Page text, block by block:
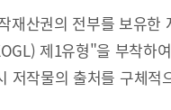
산권의 전부를 보유한
제1유형"을 부착하
저작물의 출처를 구체적